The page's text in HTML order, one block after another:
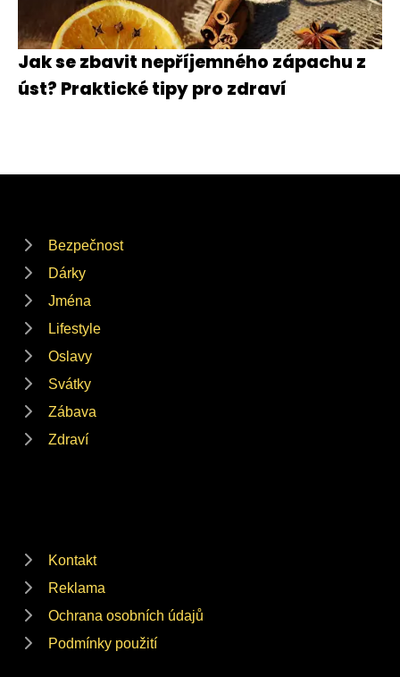
Jak se zbavit nepříjemného zápachu z
úst? Praktické tipy pro zdraví
Bezpečnost
Dárky
Jména
Lifestyle
Oslavy
Svátky
Zábava
Zdraví
Kontakt
Reklama
Ochrana osobních údajů
Podmínky použití